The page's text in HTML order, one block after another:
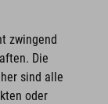
zwingend
Die
sind alle
oder